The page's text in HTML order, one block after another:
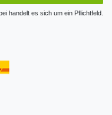
handelt es sich um ein Pflichtfeld.